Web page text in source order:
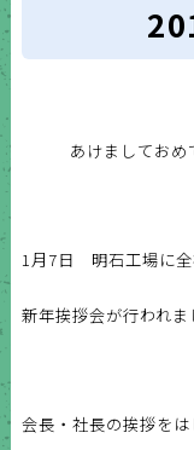
あけましてお
1月7日 明石工場に全
新年挨拶会が行われま
会長・社長の挨拶をは